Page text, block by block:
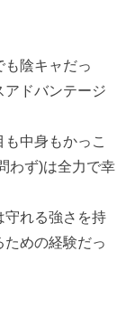
も陰キャだっ
アドバンテージ
中身もかっこ
わず)は全力で幸
守れる強さを持
めの経験だっ